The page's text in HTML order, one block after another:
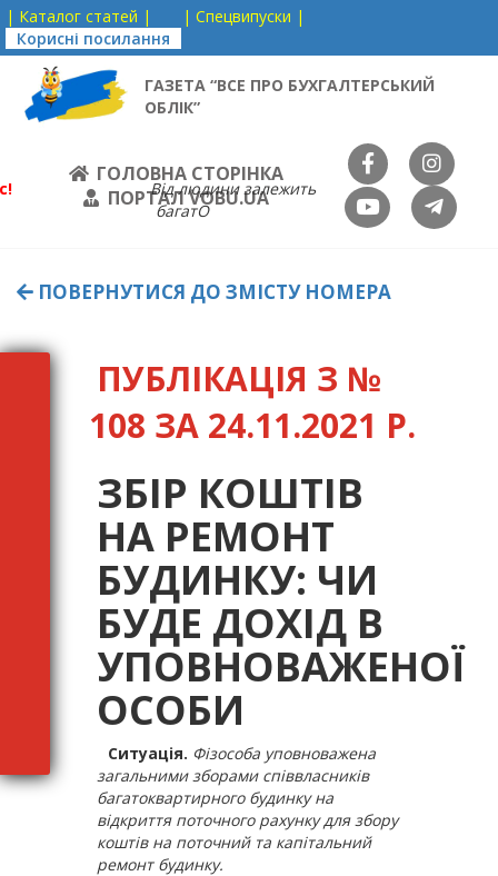
| Каталог статей |
| Спецвипуски |
Корисні посилання
ГАЗЕТА “ВСЕ ПРО БУХГАЛТЕРСЬКИЙ
ОБЛІК”
ГОЛОВНА СТОРІНКА
ПОРТАЛ VOBU.UA
Від людини залежить
багатО
ПОВЕРНУТИСЯ ДО ЗМІСТУ НОМЕРА
ПУБЛІКАЦІЯ З №
108 ЗА 24.11.2021 Р.
ЗБІР КОШТІВ
НА РЕМОНТ
БУДИНКУ: ЧИ
БУДЕ ДОХІД В
УПОВНОВАЖЕНОЇ
ОСОБИ
Ситуація. Фізособа уповноважена
загальними зборами співвласників
багатоквартирного будинку на
відкриття поточного рахунку для збору
коштів на поточний та капітальний
ремонт будинку.